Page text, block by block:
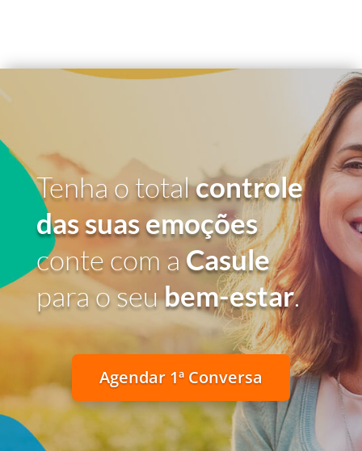
Tenha o totalcontrole
das suas emoções
conte com a Casule
para o seubem-estar.
Agendar 1ª Conversa